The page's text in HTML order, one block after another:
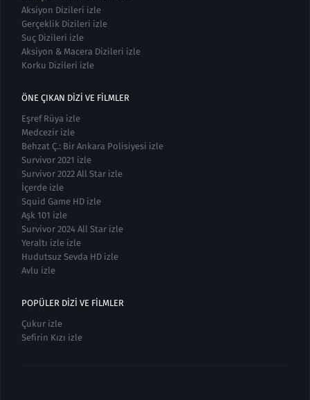
Aksiyon Dizileri izle
Gerçeklik Dizileri izle
Suç Dizileri izle
Aksiyon & Macera Dizileri izle
Korku Dizileri izle
ÖNE ÇIKAN DIZI VE FILMLER
Eşref Rüya izle
Medcezir izle
Behzat Ç.: Bir Ankara Polisiyesi izle
Survivor 2021 izle
Survivor 2022 All Star izle
İçerde izle
Squid Game HD izle
Aşk 101 izle
Survivor 2024 All Star izle
Yeraltı izle izle
Hudutsuz Sevda HD izle
Avlu izle
POPÜLER DIZI VE FILMLER
Çukur izle
Sefirin Kızı izle